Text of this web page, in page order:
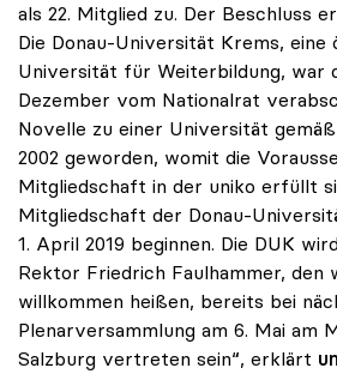
als 22. Mitglied zu. Der Beschluss
Die Donau-Universität Krems,
Universität für Weiterbildung, war
Dezember vom Nationalrat
Novelle zu einer Universität
2002 geworden, womit die
Mitgliedschaft in der uniko erfüllt
Mitgliedschaft der Donau-
1. April 2019 beginnen. Die DUK
Rektor Friedrich Faulhammer, den
willkommen heißen, bereits bei
Plenarversammlung am 6. Mai am
Salzburg vertreten sein“, erklärt